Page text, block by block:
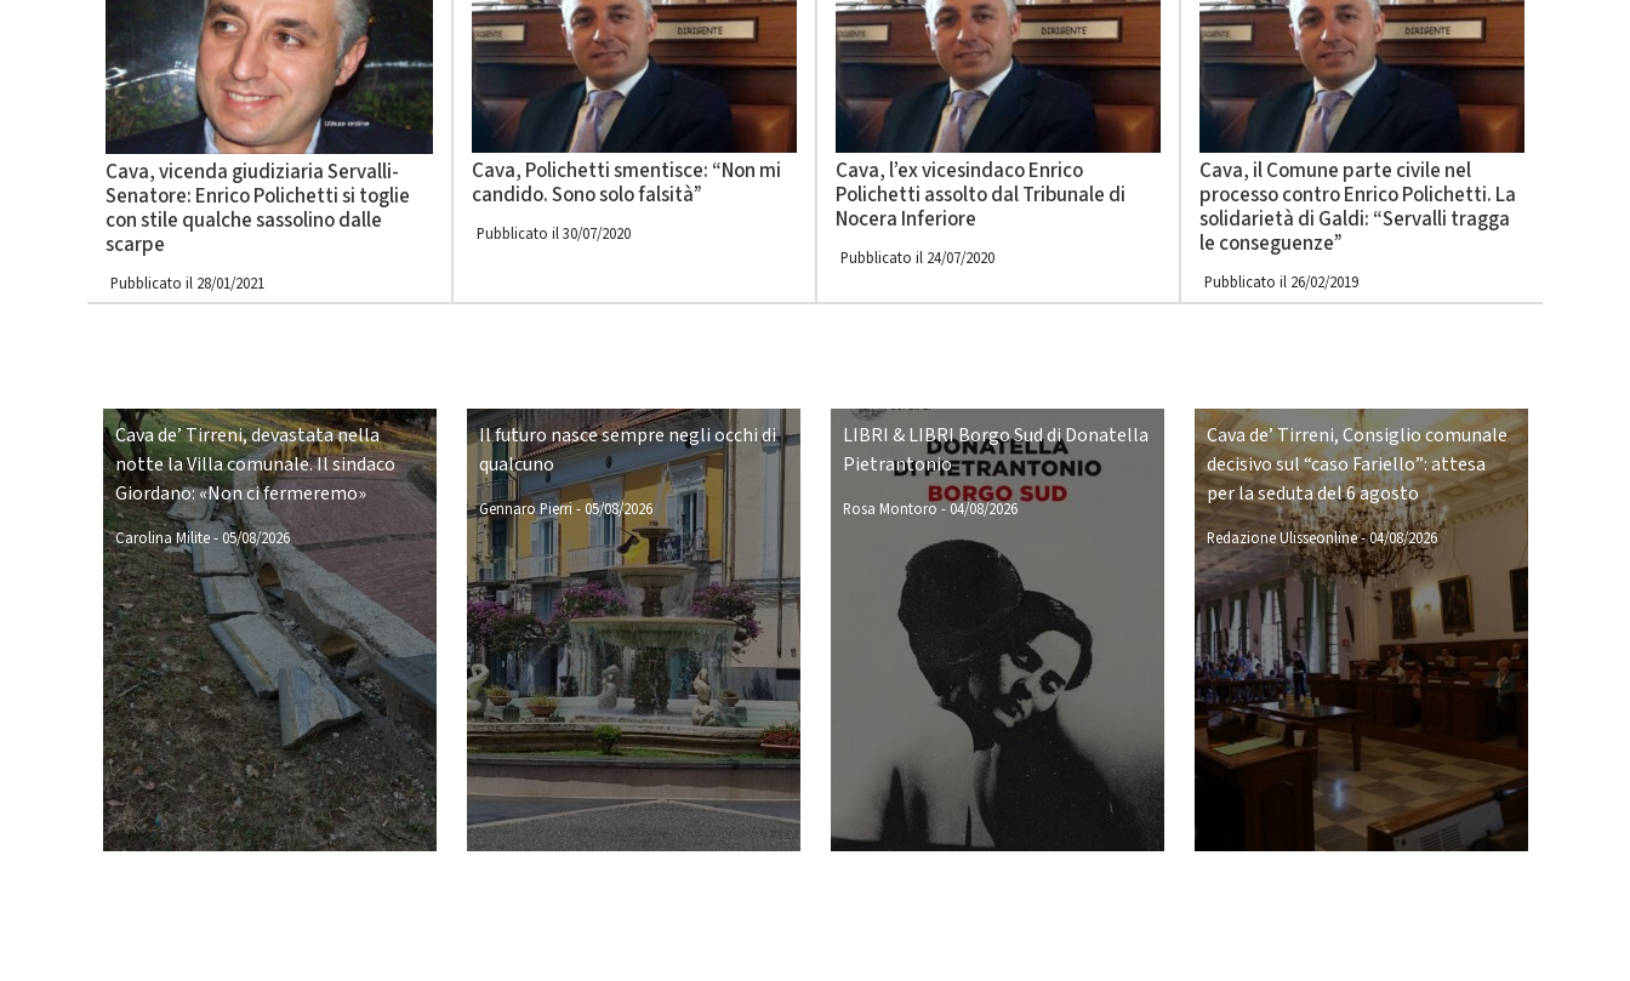
Cava, vicenda giudiziaria Servalli-
Senatore: Enrico Polichetti si toglie
con stile qualche sassolino dalle
scarpe
Pubblicato il 28/01/2021
Cava, Polichetti smentisce: “Non mi
candido. Sono solo falsità”
Pubblicato il 30/07/2020
Cava, l’ex vicesindaco Enrico
Polichetti assolto dal Tribunale di
Nocera Inferiore
Pubblicato il 24/07/2020
Cava, il Comune parte civile nel
processo contro Enrico Polichetti. La
solidarietà di Galdi: “Servalli tragga
le conseguenze”
Pubblicato il 26/02/2019
Cava de’ Tirreni, devastata nella
notte la Villa comunale. Il sindaco
Giordano: «Non ci fermeremo»
Carolina Milite- 05/08/2026
Il futuro nasce sempre negli occhi di
qualcuno
Gennaro Pierri -05/08/2026
LIBRI & LIBRI Borgo Sud di Donatella
Pietrantonio
Rosa Montoro-04/08/2026
Cava de’ Tirreni, Consiglio comunale
decisivo sul “caso Fariello”: attesa
per la seduta del 6 agosto
Redazione Ulisseonline-04/08/2026